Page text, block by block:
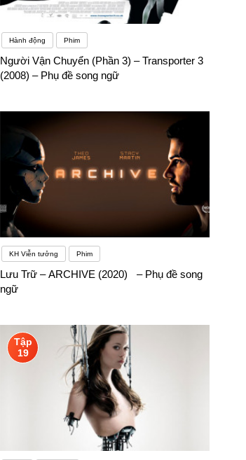
Hành động Phim
Người Vận Chuyển (Phần 3) – Transporter 3
(2008) – Phụ đề song ngữ
KH Viễn tưởng Phim
Lưu Trữ – ARCHIVE (2020) – Phụ đề song
ngữ
Tập
19